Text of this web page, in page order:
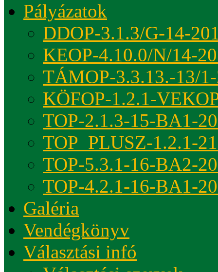
Pályázatok
DDOP-3.1.3/G-14-
KEOP-4.10.0/N/14-
TÁMOP-3.3.13.-13/
KÖFOP-1.2.1-
TOP-2.1.3-15-BA1-
TOP_PLUSZ-1.2.1-
TOP-5.3.1-16-BA2-
TOP-4.2.1-16-BA1-
Galéria
Vendégkönyv
Választási infó